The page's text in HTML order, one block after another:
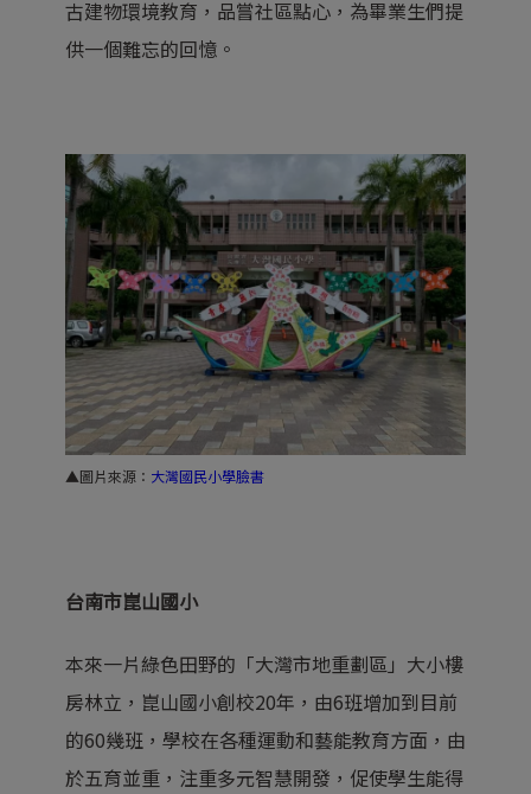
古建物環境教育，品嘗社區點心，為畢業生們提
供一個難忘的回憶。
▲圖片來源： 大灣國民小學臉書
台南市崑山國小
本來一片綠色田野的「大灣市地重劃區」大小樓
房林立，崑山國小創校20年，由6班增加到目前
的60幾班，學校在各種運動和藝能教育方面，由
於五育並重，注重多元智慧開發，促使學生能得